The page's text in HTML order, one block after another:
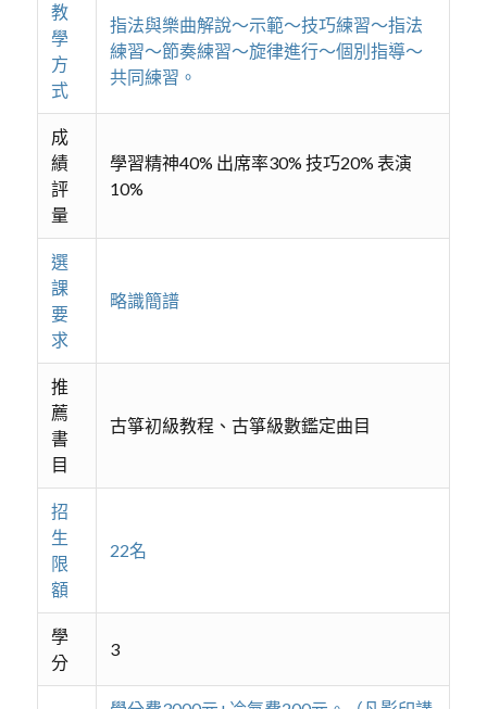
教
學
方
式
指法與樂曲解說～示範～技巧練習～指法
練習～節奏練習～旋律進行～個別指導～
共同練習。
成
績
評
量
學習精神40% 出席率30% 技巧20% 表演
10%
選
課
要
求
略識簡譜
推
薦
書
目
古箏初級教程、古箏級數鑑定曲目
招
生
限
額
22名
學
分
3